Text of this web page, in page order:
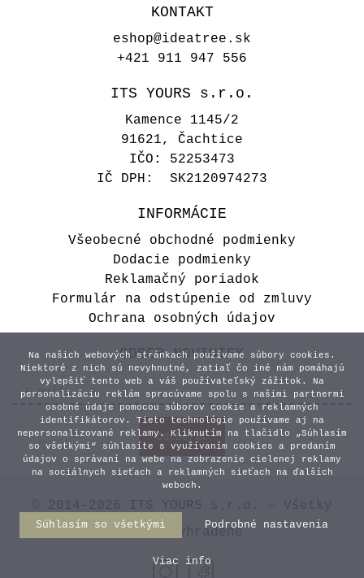
KONTAKT
eshop@ideatree.sk
+421 911 947 556
ITS YOURS s.r.o.
Kamence 1145/2
91621, Čachtice
IČO: 52253473
IČ DPH: SK2120974273
INFORMÁCIE
Všeobecné obchodné podmienky
Dodacie podmienky
Reklamačný poriadok
Formulár na odstúpenie od zmluvy
Ochrana osobných údajov
ODBER NOVINIEK
práva vyhradené
Na našich webových stránkach používame súbory cookies.
Niektoré z nich sú nevyhnutné, zatiaľ čo iné nám pomáhajú
vylepšiť tento web a váš používateľský zážitok. Na
personalizáciu reklám spracúvame spolu s našimi partnermi
osobné údaje pomocou súborov cookie a reklamných
identifikátorov. Tieto technológie používame aj na
nepersonalizované reklamy. Kliknutím na tlačidlo „Súhlasím
so všetkými“ súhlasíte s využívaním cookies a predaním
údajov o správaní na webe na zobrazenie cielenej reklamy
na sociálnych sieťach a reklamných sieťach na ďalších
weboch.
Súhlasím so všetkými Podrobné nastavenia
Viac info